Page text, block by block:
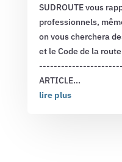
SUDROUTE vous
professionnels,
on vous cherchera
et le Code de la
ARTICLE...
lire plus